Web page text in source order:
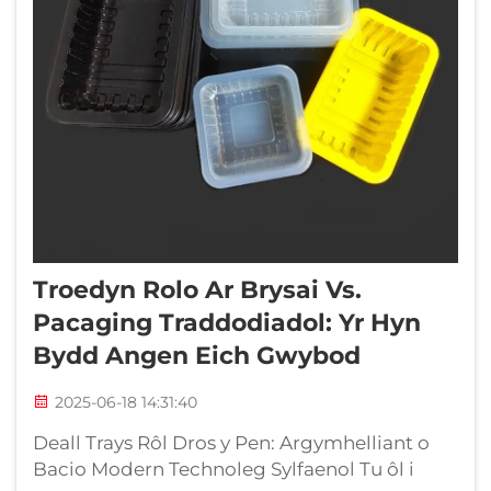
Troedyn Rolo Ar Brysai Vs.
Pacaging Traddodiadol: Yr Hyn
Bydd Angen Eich Gwybod
2025-06-18 14:31:40
Deall Trays Rôl Dros y Pen: Argymhelliant o
Bacio Modern Technoleg Sylfaenol Tu ôl i